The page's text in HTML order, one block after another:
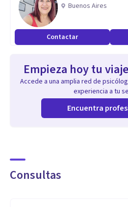
Buenos Aires
Contactar
Empieza hoy tu
Accede a una amplia red de
experiencia a tu
Encuentra
Consultas